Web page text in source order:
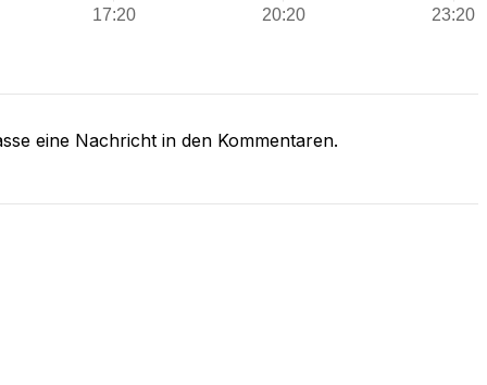
eine Nachricht in den Kommentaren.